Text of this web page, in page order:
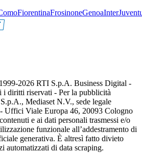
FiorentinaFrosinoneGenoaInter
2026 RTI S.p.A. Business Digital -
i diritti riservati - Per la pubblicità
Mediaset N.V., sede legale
Uffici Viale Europa 46, 20093 Cologno
e ai dati personali trasmessi e/o
funzionale all’addestramento di
generativa. È altresì fatto divieto
automatizzati di data scraping.